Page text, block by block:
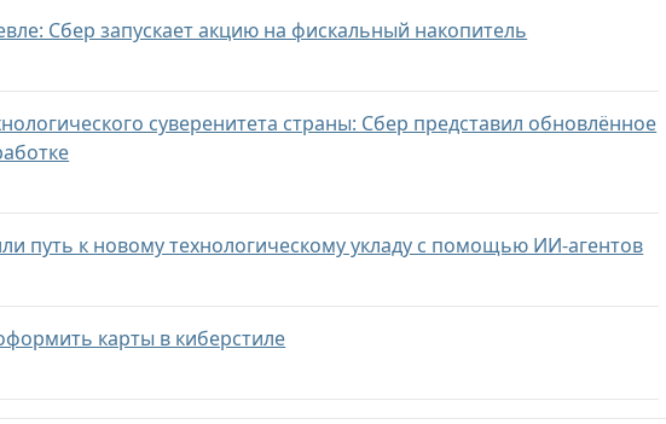
Сбер запускает акцию на фискальный накопитель
суверенитета страны: Сбер представил обновлённое
путь к новому технологическому укладу с помощью ИИ-агентов
карты в киберстиле